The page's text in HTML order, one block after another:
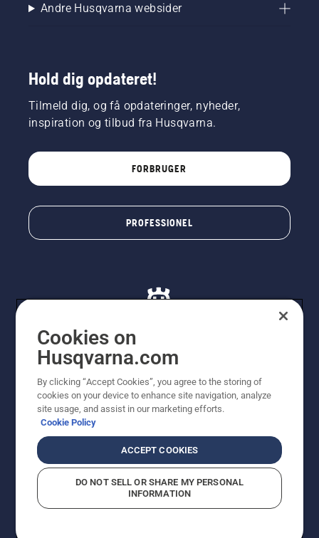
Andre Husqvarna websider
Hold dig opdateret!
Tilmeld dig, og få opdateringer, nyheder,
inspiration og tilbud fra Husqvarna.
FORBRUGER
PROFESSIONEL
viste priser er vejledende udsalgspriser. Der tages
forbehold for stave- og trykfejl samt prisændringer. Vi
stræber efter at have så nøjagtige oplysningerne på
dette websted som muligt. Alle anførte priser er
vejledende udsalgspriser (inkl. moms), medmindre
Bekendtgørelse vedr. beskyttelse af personlige oplysninger
Rapporter formodede overtrædelser
Cookies on
Husqvarna.com
By clicking “Accept Cookies”, you agree to the storing of
cookies on your device to enhance site navigation, analyze
site usage, and assist in our marketing efforts.
Cookie Policy
ACCEPT COOKIES
DO NOT SELL OR SHARE MY PERSONAL
INFORMATION